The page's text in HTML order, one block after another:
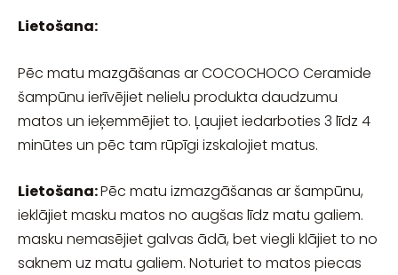
Lietošana:
Pēc matu mazgāšanas ar COCOCHOCO Ceramide
šampūnu ierīvējiet nelielu produkta daudzumu
matos un ieķemmējiet to. Ļaujiet iedarboties 3 līdz 4
minūtes un pēc tam rūpīgi izskalojiet matus.
Lietošana:Pēc matu izmazgāšanas ar šampūnu,
ieklājiet masku matos no augšas līdz matu galiem.
masku nemasējiet galvas ādā, bet viegli klājiet to no
saknem uz matu galiem. Noturiet to matos piecas